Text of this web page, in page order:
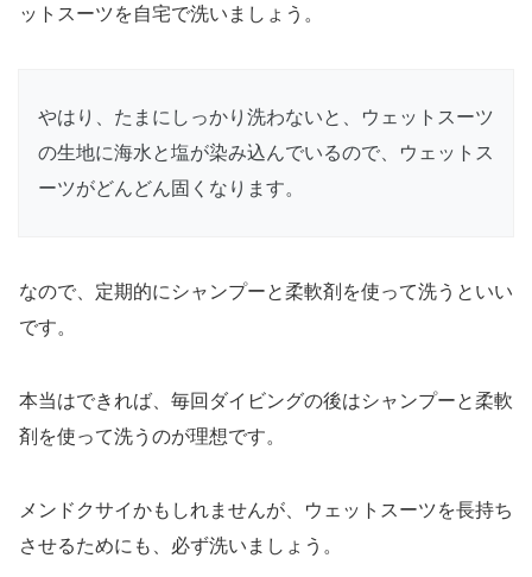
ットスーツを自宅で洗いましょう。
やはり、たまにしっかり洗わないと、ウェットスーツ
の生地に海水と塩が染み込んでいるので、ウェットス
ーツがどんどん固くなります。
なので、定期的にシャンプーと柔軟剤を使って洗うといい
です。
本当はできれば、毎回ダイビングの後はシャンプーと柔軟
剤を使って洗うのが理想です。
メンドクサイかもしれませんが、ウェットスーツを長持ち
させるためにも、必ず洗いましょう。